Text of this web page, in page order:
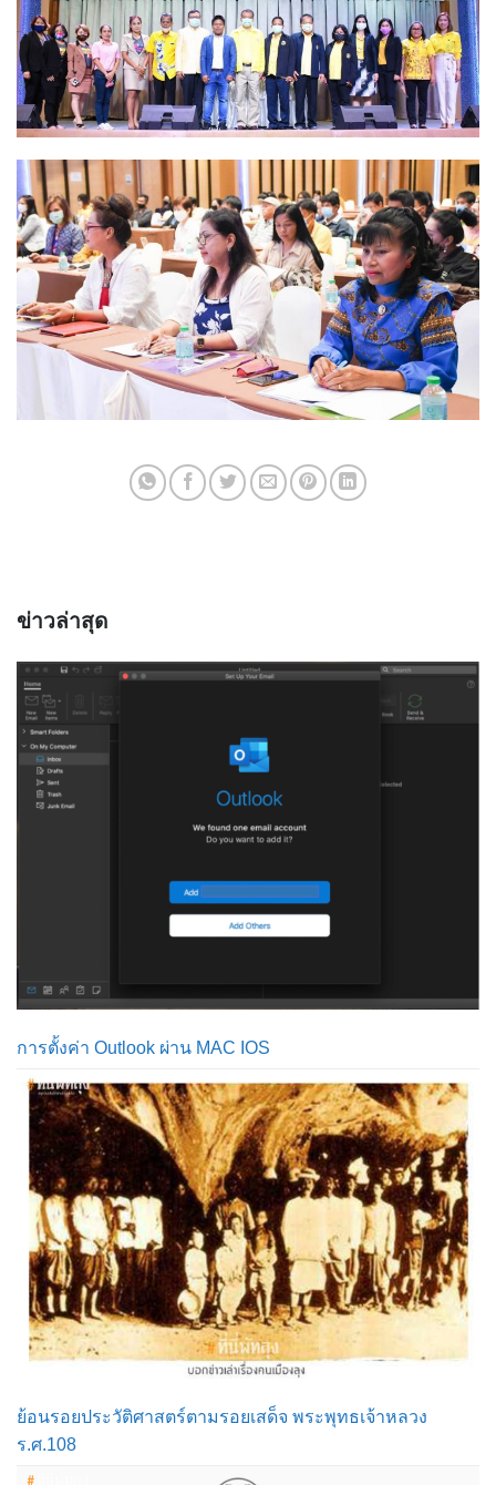
ข่าวล่าสุด
การตั้งค่า Outlook ผ่าน MAC IOS
ย้อนรอยประวัติศาสตร์ตามรอยเสด็จ พระพุทธเจ้าหลวง
ร.ศ.108